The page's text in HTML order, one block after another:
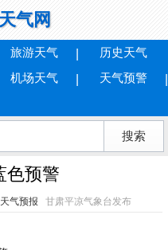
气网
旅游天气
历史天气
机场天气
天气预警
色预警
气预报 甘肃平凉气象台发布